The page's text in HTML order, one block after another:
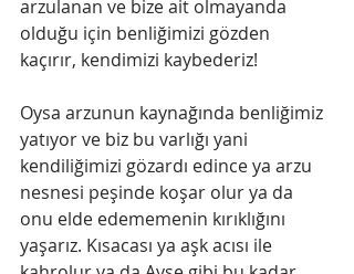
arzulanan ve bize ait olmayand​a
olduğu için ​benliğimizi​ gözden
kaçırır, kendimizi kaybederiz!
Oysa​ arzu​nun kaynağında benliğimiz
yatıyor ve biz bu ​varlığı​ yani
kendiliğimizi gözardı edince ya arzu
nesnesi peşinde koşar olur ya da
onu elde edememenin ​kırıklığını ​
yaşarız. Kısacası ​ya aşk acısı ile